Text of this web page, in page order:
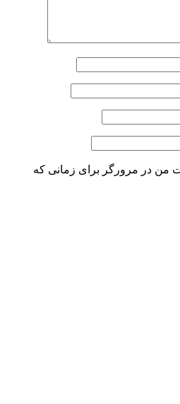
من در مرورگر برای زمانی که